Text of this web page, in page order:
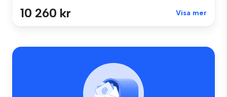
10 260 kr Visa mer